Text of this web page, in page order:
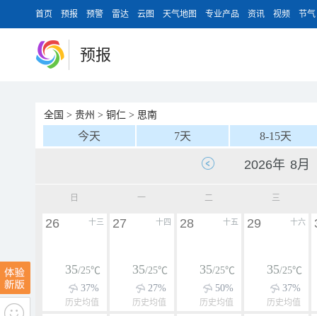
首页 预报 预警 雷达 云图 天气地图 专业产品 资讯 视频 节气
预报
全国 > 贵州 > 铜仁 > 思南
今天 7天 8-15天
日 一 二 三
十三
26
35/25℃
37%
历史均值
十四
27
35/25℃
27%
历史均值
十五
28
35/25℃
50%
历史均值
十六
29
35/25℃
37%
历史均值